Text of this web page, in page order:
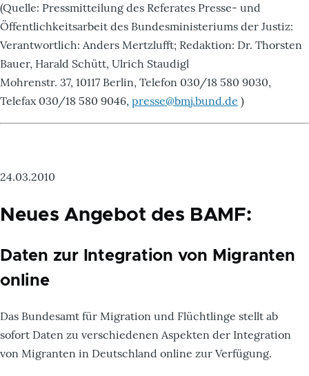
(Quelle: Pressmitteilung des Referates Presse- und
Öffentlichkeitsarbeit des Bundesministeriums der Justiz:
Verantwortlich: Anders Mertzlufft; Redaktion: Dr. Thorsten
Bauer, Harald Schütt, Ulrich Staudigl
Mohrenstr. 37, 10117 Berlin, Telefon 030/18 580 9030,
Telefax 030/18 580 9046, presse@bmj.bund.de )
24.03.2010
Neues Angebot des BAMF:
Daten zur Integration von Migranten
online
Das Bundesamt für Migration und Flüchtlinge stellt ab
sofort Daten zu verschiedenen Aspekten der Integration
von Migranten in Deutschland online zur Verfügung.